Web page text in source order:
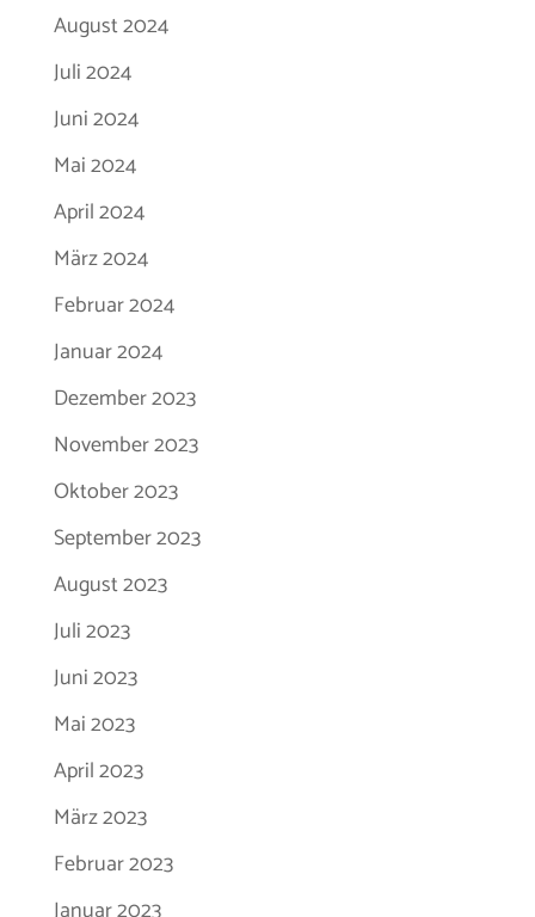
August 2024
Juli 2024
Juni 2024
Mai 2024
April 2024
März 2024
Februar 2024
Januar 2024
Dezember 2023
November 2023
Oktober 2023
September 2023
August 2023
Juli 2023
Juni 2023
Mai 2023
April 2023
März 2023
Februar 2023